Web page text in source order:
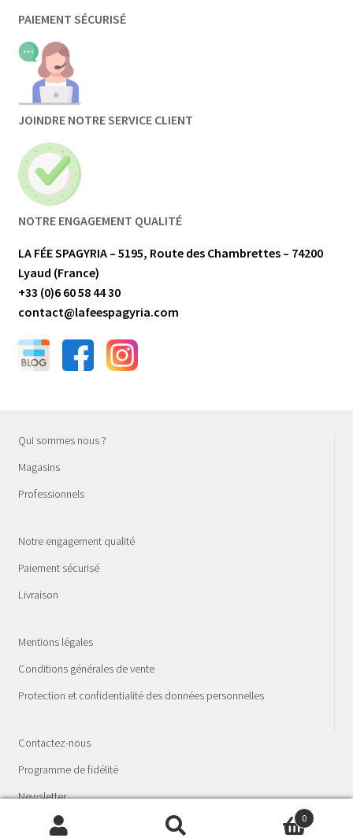
PAIEMENT SÉCURISÉ
JOINDRE NOTRE SERVICE CLIENT
NOTRE ENGAGEMENT QUALITÉ
LA FÉE SPAGYRIA – 5195, Route des Chambrettes – 74200
Lyaud (France)
+33 (0)6 60 58 44 30
contact@lafeespagyria.com
Qui sommes nous ?
Magasins
Professionnels
Notre engagement qualité
Paiement sécurisé
Livraison
Mentions légales
Conditions générales de vente
Protection et confidentialité des données personnelles
Contactez-nous
Programme de fidélité
Newsletter
© La Fée Spagyria - Laboratoire phyto-spagyrique 2026
0